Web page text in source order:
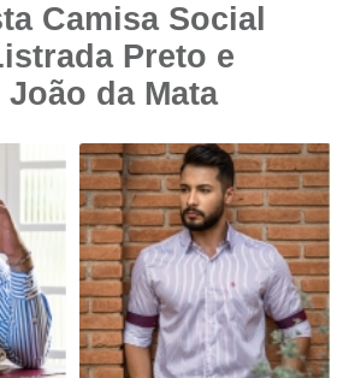
Camisa Social
Preto e
da Mata